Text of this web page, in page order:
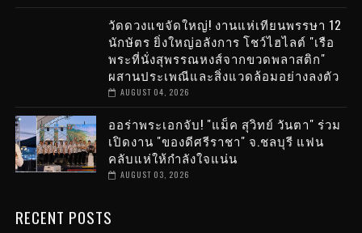
วัดดวงแขจัดใหญ่! งานแห่เทียนพรรษา 12
นักษัตร ยิ่งใหญ่อลังการ โชว์ไฮไลต์ "เรือ
พระที่นั่งสุพรรณหงส์จากขวดพลาสติก"
ผสานประเพณีและสิ่งแวดล้อมอย่างลงตัว
AUGUST 04, 2026
ออร่าพระเอกจับ! "แม็ค สุวิทย์ วันตา" ร่วม
เปิดงาน "ของดีศรีราชา" จ.ชลบุรี แฟน
คลับแห่ให้กำลังใจแน่น
AUGUST 03, 2026
RECENT POSTS